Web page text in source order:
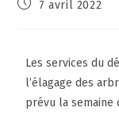
7 avril 2022
Les services du
l’élagage des
prévu la semaine